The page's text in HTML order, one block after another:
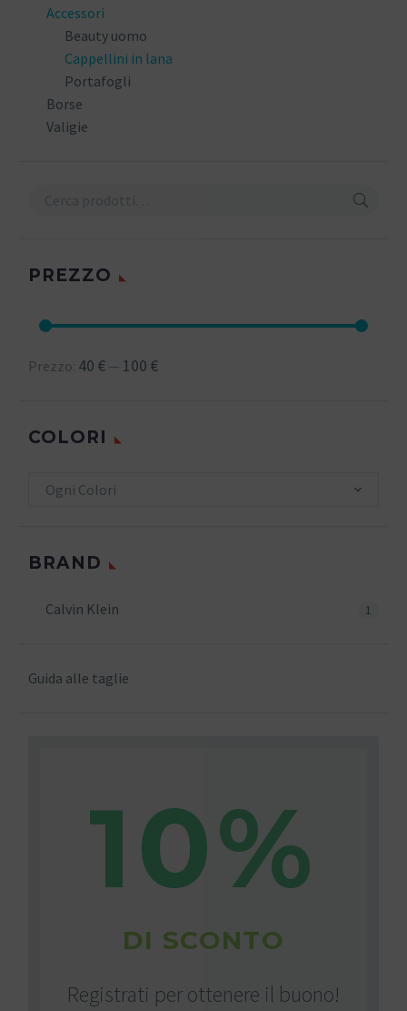
Accessori
Beauty uomo
Cappellini in lana
Portafogli
Borse
Valigie
PREZZO
Prezzo: 40 € — 100 €
COLORI
Ogni Colori
BRAND
Calvin Klein 1
Guida alle taglie
10%
DI SCONTO
Registrati per ottenere il buono!